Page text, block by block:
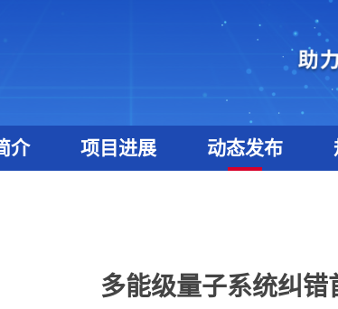
介 项目进展 动态发布
多能级量子系统纠错